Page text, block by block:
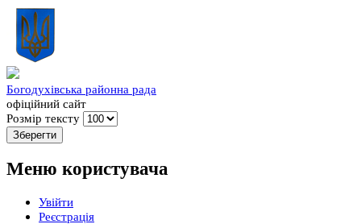
Богодухівська районна рада
офіційний сайт
Розмір тексту
Меню користувача
Увійти
Реєстрація